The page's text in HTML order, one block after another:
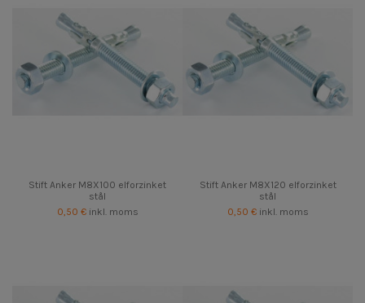
Stift Anker M8X100 elforzinket
stål
0,50 € inkl. moms
Stift Anker M8X120 elforzinket
stål
0,50 € inkl. moms